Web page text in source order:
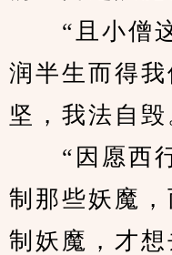
“且小僧这
润半生而得
坚，我法自毁
“因愿西行
制那些妖魔
制妖魔，才